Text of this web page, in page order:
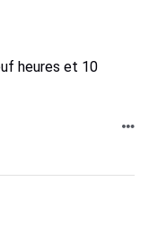
heures et 10